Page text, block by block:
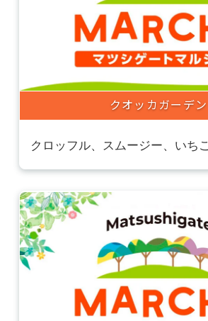
クオッカガーデン
クロッフル、スムージー、いち